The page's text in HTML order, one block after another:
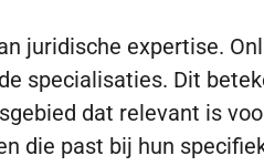
juridische expertise.
specialisaties. Dit
dat relevant is
die past bij hun